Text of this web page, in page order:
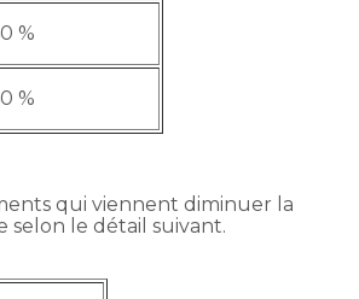
%
%
qui viennent diminuer la
le détail suivant.